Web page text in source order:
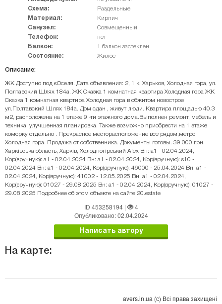
Схема:
Раздельные
Материал:
Кирпич
Санузел:
Совмещенный
Телефон:
нет
Балкон:
1 балкон застеклен
Состояние:
Жилое
Описание:
ЖК Доступно под єОселя. Дата объявления: 2, 1 к, Харьков, Холодная гора, ул.
Полтавский Шлях 184а. ЖК Сказка 1 комнатная квартира Холодная гора ЖК
Сказка 1 комнатная квартира Холодная гора в обжитом новострое
ул.Полтавский Шлях 184а. Дом сдан , живут люди. Квартира площадью 40.3
м2, расположена на 1 этаже 9 -ти этажного дома.Выполнен ремонт, мебель и
техника, улучшенная планировка. Также возможно приобрести на 1 этаже
коморку отдельно . Прекрасное месторасположение все рядом,метро
Холодная гора. Продажа от собственника. Документы готовы. 39 000 грн.
Харківська область, Харків, Холодногірський Alex Вн: a1 - 02.04.2024,
Кор(вручную): a1 - 02.04.2024 Вн: a1 - 02.04.2024, Кор(вручную): s10 -
02.04.2024 Вн: a1 - 02.04.2024, Кор(вручную): 46000 - 25.04.2024 Вн: a1 -
02.04.2024, Кор(вручную): 41002 - 12.05.2025 Вн: a1 - 02.04.2024,
Кор(вручную): 01027 - 29.08.2025 Вн: a1 - 02.04.2024, Кор(вручную): 01027 -
29.08.2025 Подробнее об этом объекте на сайте 20.estate
ID 453258194 |
4
Опубликовано: 02.04.2024
Написать автору
На карте:
avers.in.ua (с) Всі права захищені